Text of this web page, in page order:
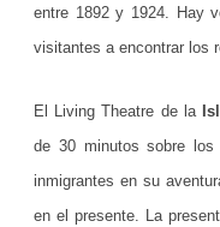
entre 1892 y 1924. Hay
visitantes a encontrar los
El Living Theatre de la
de 30 minutos sobre
inmigrantes en su
en el presente. La